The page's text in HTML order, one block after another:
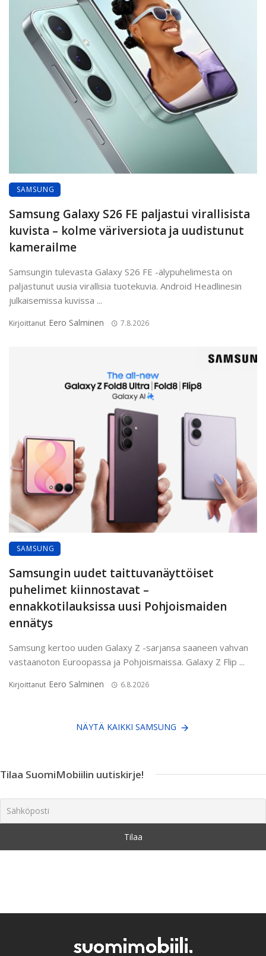
SAMSUNG
Samsung Galaxy S26 FE paljastui virallisista
kuvista – kolme väriversiota ja uudistunut
kamerailme
Samsungin tulevasta Galaxy S26 FE -älypuhelimesta on
paljastunut uusia virallisia tuotekuvia. Android Headlinesin
julkaisemissa kuvissa ...
Kirjoittanut Eero Salminen 7.8.2026
SAMSUNG
Samsungin uudet taittuvanäyttöiset
puhelimet kiinnostavat –
ennakkotilauksissa uusi Pohjoismaiden
ennätys
Samsung kertoo uuden Galaxy Z -sarjansa saaneen vahvan
vastaanoton Euroopassa ja Pohjoismaissa. Galaxy Z Flip ...
Kirjoittanut Eero Salminen 6.8.2026
NÄYTÄ KAIKKI SAMSUNG
Tilaa SuomiMobiilin uutiskirje!